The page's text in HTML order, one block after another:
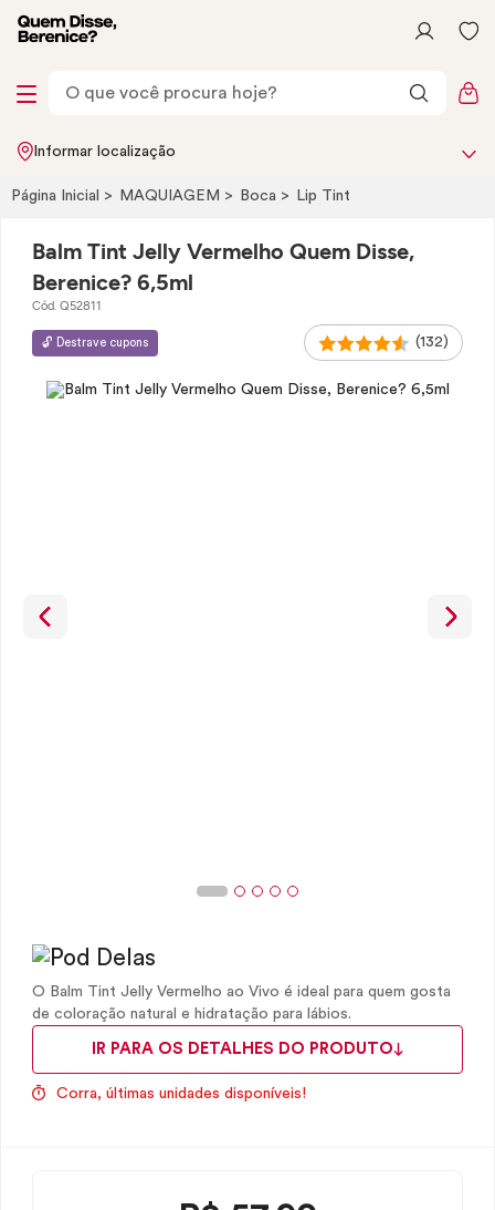
Informar localização
Página Inicial MAQUIAGEM Boca Lip Tint
Balm Tint Jelly Vermelho Quem Disse,
Berenice? 6,5ml
Cód. Q52811
🔓 Destrave cupons (132)
O Balm Tint Jelly Vermelho ao Vivo é ideal para quem gosta
de coloração natural e hidratação para lábios.
IR PARA OS DETALHES DO PRODUTO
Corra, últimas unidades disponíveis!